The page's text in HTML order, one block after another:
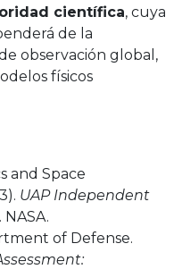
científica, cuya
de la
observación global,
físicos
and Space
UAP Independent
. NASA.
of Defense.